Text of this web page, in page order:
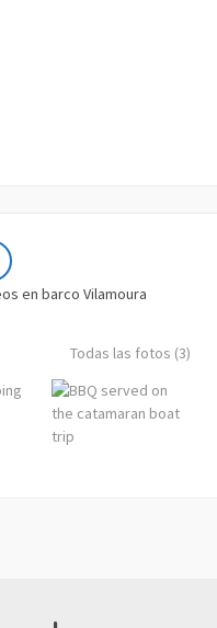
en barco Vilamoura
Todas las fotos (3)